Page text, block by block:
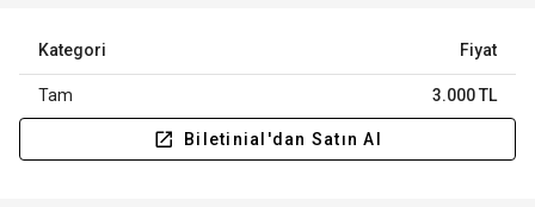
Kategori Fiyat
Tam 3.000 TL
Biletinial'dan Satın Al